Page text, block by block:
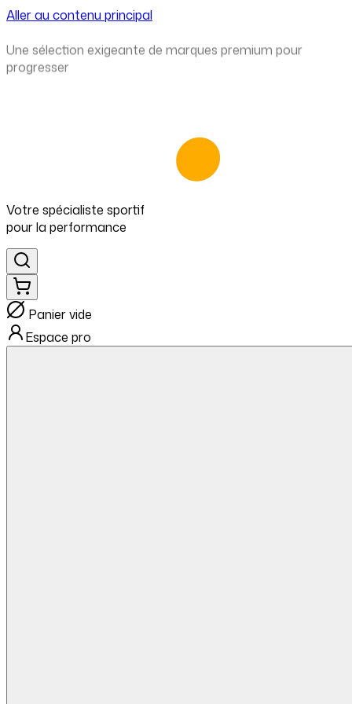
Aller au contenu principal
progresser
Votre spécialiste sportif
pourla performance
Panier vide
Espace pro